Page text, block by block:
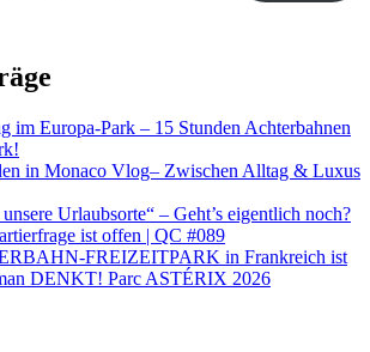
im Europa-Park – 15 Stunden Achterbahnen
in Monaco Vlog– Zwischen Alltag & Luxus
Urlaubsorte“ – Geht’s eigentlich noch?
ist offen | QC #089
FREIZEITPARK in Frankreich ist
DENKT! Parc ASTÉRIX 2026